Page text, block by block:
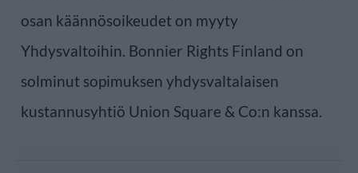
osan käännösoikeudet on myyty
Yhdysvaltoihin. Bonnier Rights Finland on
solminut sopimuksen yhdysvaltalaisen
kustannusyhtiö Union Square & Co:n kanssa.